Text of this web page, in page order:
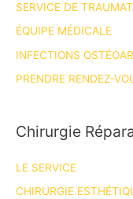
SERVICE DE
ÉQUIPE MÉDICALE
INFECTIONS
PRENDRE RENDEZ-
Chirurgie
LE SERVICE
CHIRURGIE